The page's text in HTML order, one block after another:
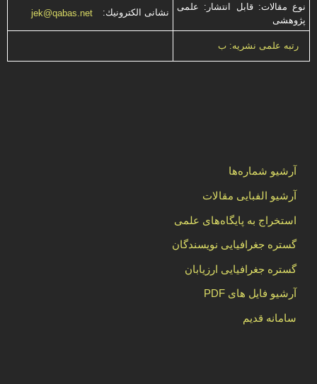
نوع مقالات: قابل انتشار: علمی
پژوهشی
نشانی الكترونیك: jek@qabas.net
رتبه علمی نشریه: ب
آرشیو شماره‌ها
آرشیو الفبایی مقالات
استخراج به پایگاه‌های علمی
گستره جغرافیایی نویسندگان
گستره جغرافیایی ارزیابان
آرشیو فایل های PDF
سامانه قدیم